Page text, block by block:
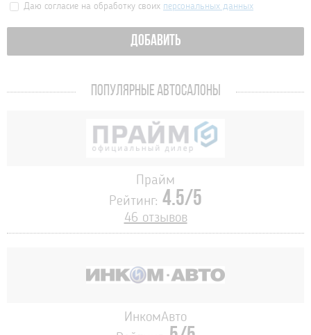
Даю согласие на обработку своих персональных данных
ДОБАВИТЬ
ПОПУЛЯРНЫЕ АВТОСАЛОНЫ
Прайм
Рейтинг: 4.5/5
46 отзывов
ИнкомАвто